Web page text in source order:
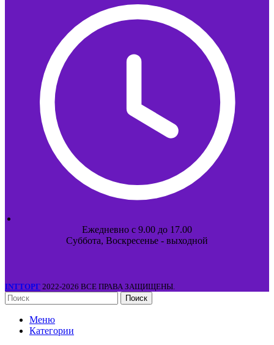
Ежедневно с 9.00 до 17.00
Суббота, Воскресенье - выходной
INTТОРГ 2022-2026 ВСЕ ПРАВА ЗАЩИЩЕНЫ.
Поиск
Меню
Категории